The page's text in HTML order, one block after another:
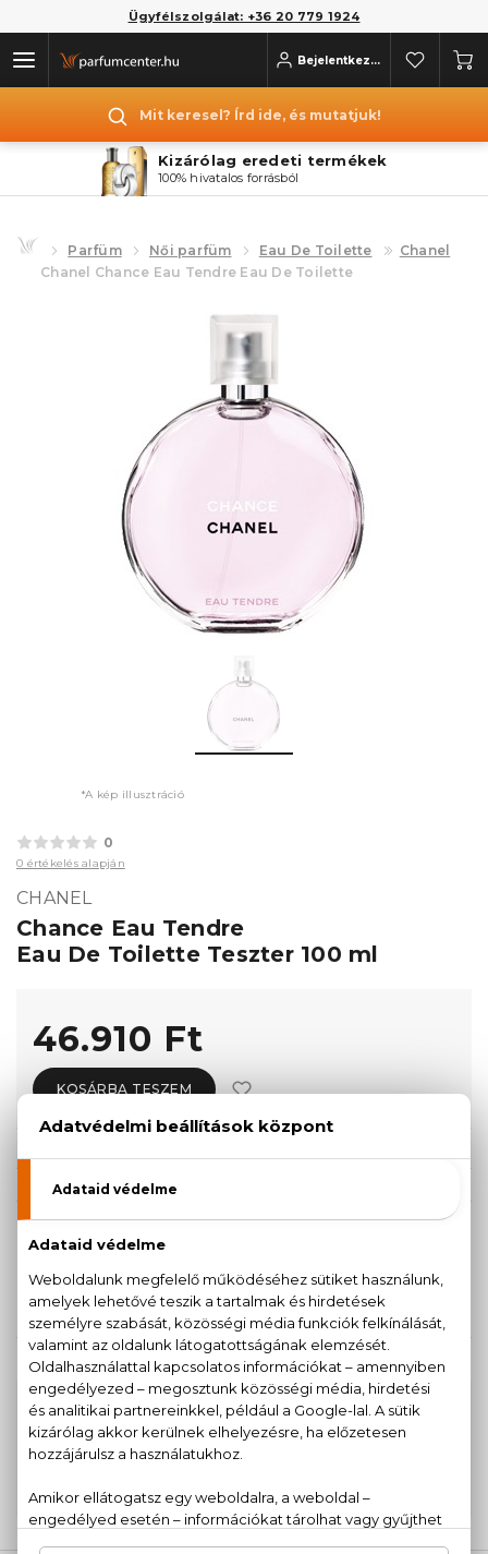
Ügyfélszolgálat: +36 20 779 1924
Bejelentkezés
Mit keresel? Írd ide, és mutatjuk!
Kizárólag eredeti termékek
100% hivatalos forrásból
Parfüm Női parfüm Eau De Toilette
Chanel
Chanel Chance Eau Tendre Eau De Toilette
*A kép illusztráció
0
0 értékelés alapján
CHANEL
Chance Eau Tendre
Eau De Toilette Teszter 100 ml
46.910 Ft
KOSÁRBA TESZEM
KAPCSOLÓDÓ TERMÉKEK
100% eredeti termékek,14 napos visszaküldési
garanciával
Kérdésed van, elakadtál? Hívd ügyfélszolgálatunkat: